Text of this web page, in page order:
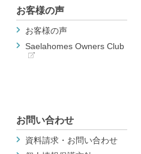
お客様の声
お客様の声
Saelahomes Owners Club
お問い合わせ
資料請求・お問い合わせ